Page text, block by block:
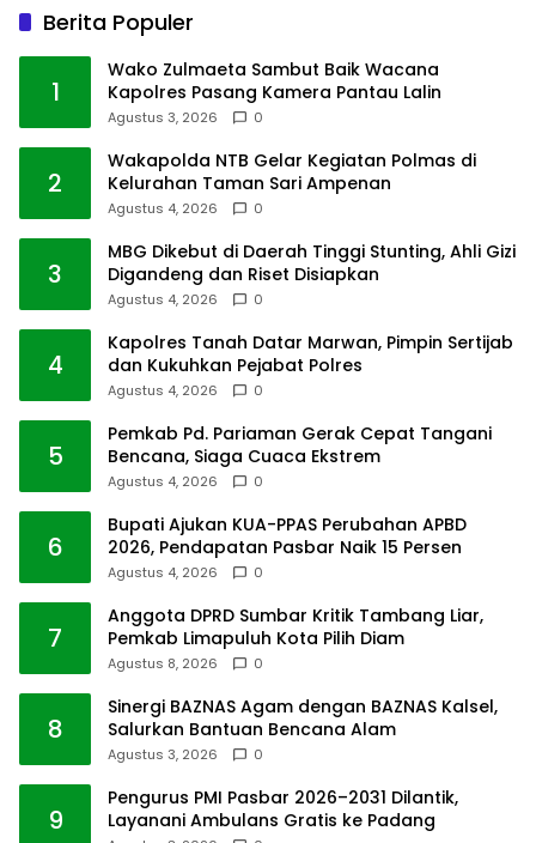
Berita Populer
1
Wako Zulmaeta Sambut Baik Wacana
Kapolres Pasang Kamera Pantau Lalin
Agustus 3, 2026 0
2
Wakapolda NTB Gelar Kegiatan Polmas di
Kelurahan Taman Sari Ampenan
Agustus 4, 2026 0
3
MBG Dikebut di Daerah Tinggi Stunting, Ahli Gizi
Digandeng dan Riset Disiapkan
Agustus 4, 2026 0
4
Kapolres Tanah Datar Marwan, Pimpin Sertijab
dan Kukuhkan Pejabat Polres
Agustus 4, 2026 0
5
Pemkab Pd. Pariaman Gerak Cepat Tangani
Bencana, Siaga Cuaca Ekstrem
Agustus 4, 2026 0
6
Bupati Ajukan KUA-PPAS Perubahan APBD
2026, Pendapatan Pasbar Naik 15 Persen
Agustus 4, 2026 0
7
Anggota DPRD Sumbar Kritik Tambang Liar,
Pemkab Limapuluh Kota Pilih Diam
Agustus 8, 2026 0
8
Sinergi BAZNAS Agam dengan BAZNAS Kalsel,
Salurkan Bantuan Bencana Alam
Agustus 3, 2026 0
9
Pengurus PMI Pasbar 2026–2031 Dilantik,
Layanani Ambulans Gratis ke Padang